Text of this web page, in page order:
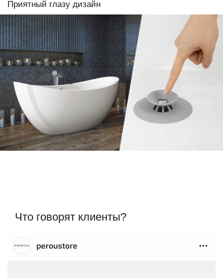
Приятный глазу дизайн
Что говорят клиенты?